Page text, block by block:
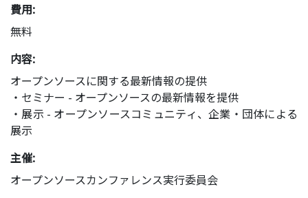
費用:
無料
内容:
オープンソースに関する最新情報の提供
・セミナー - オープンソースの最新情報を提供
・展示 - オープンソースコミュニティ、企業・団体による
展示
主催:
オープンソースカンファレンス実行委員会